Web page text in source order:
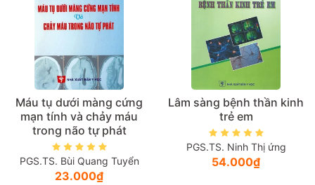
Máu tụ dưới màng cứng
mạn tính và chảy máu
trong não tự phát
PGS.TS. Bùi Quang Tuyển
23.000₫
Lâm sàng bệnh thần kinh
trẻ em
PGS.TS. Ninh Thị ứng
54.000₫